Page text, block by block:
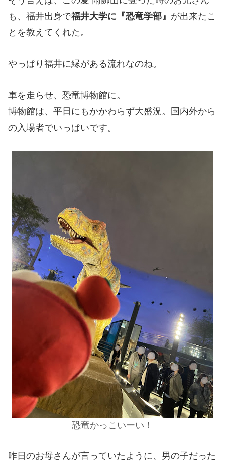
も、福井出身で福井大学に『恐竜学部』 が出来たこ
とを教えてくれた。
やっぱり福井に縁がある流れなのね。
車を走らせ、恐竜博物館に。
博物館は、平日にもかかわらず大盛況。国内外から
の入場者でいっぱいです。
恐竜かっこいーい！
昨日のお母さんが言っていたように、男の子だった